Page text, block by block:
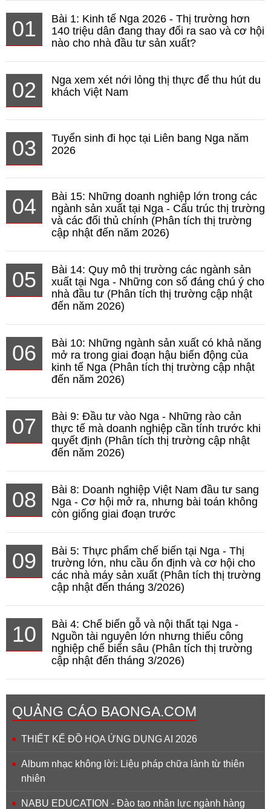
01
Bài 1: Kinh tế Nga 2026 - Thị trường hơn
140 triệu dân đang thay đổi ra sao và cơ hội
nào cho nhà đầu tư sản xuất?
02
Nga xem xét nới lỏng thị thực để thu hút du
khách Việt Nam
03
Tuyển sinh đi học tại Liên bang Nga năm
2026
04
Bài 15: Những doanh nghiệp lớn trong các
ngành sản xuất tại Nga - Cấu trúc thị trường
và các đối thủ chính (Phân tích thị trường
cập nhật đến năm 2026)
05
Bài 14: Quy mô thị trường các ngành sản
xuất tại Nga - Những con số đáng chú ý cho
nhà đầu tư (Phân tích thị trường cập nhật
đến năm 2026)
06
Bài 10: Những ngành sản xuất có khả năng
mở ra trong giai đoạn hậu biến động của
kinh tế Nga (Phân tích thị trường cập nhật
đến năm 2026)
07
Bài 9: Đầu tư vào Nga - Những rào cản
thực tế mà doanh nghiệp cần tính trước khi
quyết định (Phân tích thị trường cập nhật
đến năm 2026)
08
Bài 8: Doanh nghiệp Việt Nam đầu tư sang
Nga - Cơ hội mở ra, nhưng bài toán không
còn giống giai đoạn trước
09
Bài 5: Thực phẩm chế biến tại Nga - Thị
trường lớn, nhu cầu ổn định và cơ hội cho
các nhà máy sản xuất (Phân tích thị trường
cập nhật đến tháng 3/2026)
10
Bài 4: Chế biến gỗ và nội thất tại Nga -
Nguồn tài nguyên lớn nhưng thiếu công
nghiệp chế biến sâu (Phân tích thị trường
cập nhật đến tháng 3/2026)
QUẢNG CÁO BAONGA.COM
THIẾT KẾ ĐỒ HỌA ỨNG DỤNG AI 2026
Album nhạc không lời: Liệu pháp chữa lành từ thiên
nhiên
NABU EDUCATION - Đào tạo nhân lực ngành hàng